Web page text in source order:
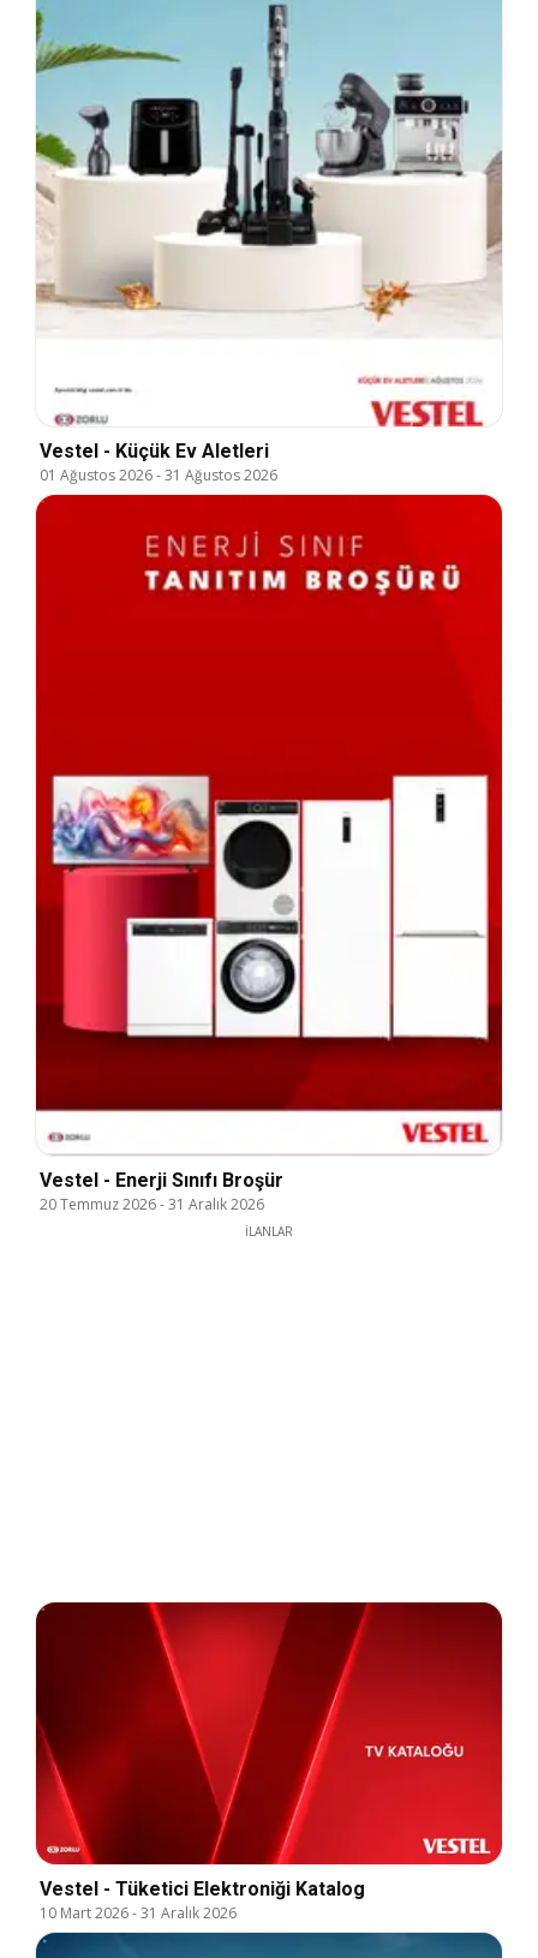
Vestel - Küçük Ev Aletleri
01 Ağustos 2026-31 Ağustos 2026
Vestel - Enerji Sınıfı Broşür
20 Temmuz 2026-31 Aralık 2026
İLANLAR
Vestel - Tüketici Elektroniği Katalog
10 Mart 2026-31 Aralık 2026